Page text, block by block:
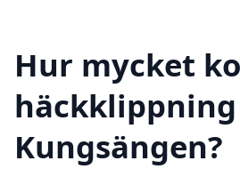
Hur mycket
Kungsängen?